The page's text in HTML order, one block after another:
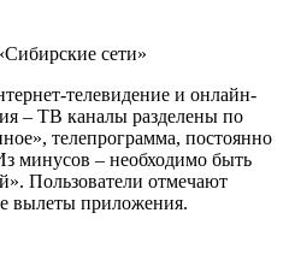
сети»
телевидение и онлайн-
– ТВ каналы разделены по
телепрограмма, постоянно
минусов – необходимо быть
Пользователи отмечают
вылеты приложения.